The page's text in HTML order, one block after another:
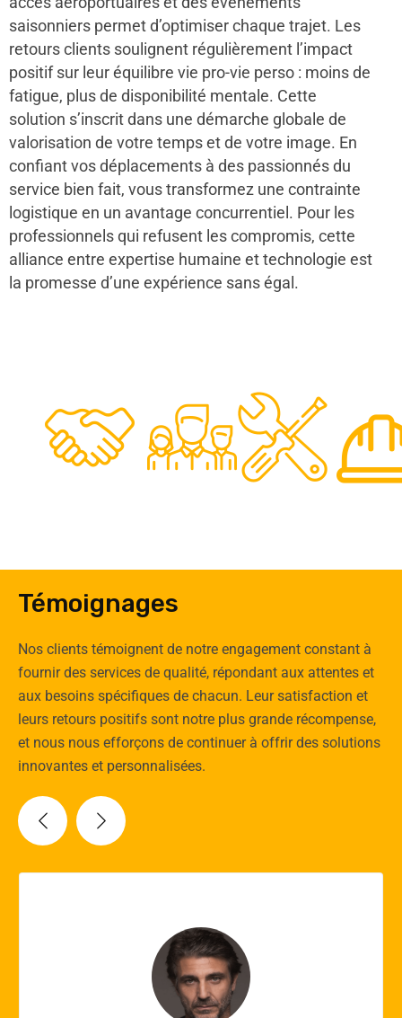
saisonniers permet d’optimiser chaque trajet. Les
retours clients soulignent régulièrement l’impact
positif sur leur équilibre vie pro-vie perso : moins de
fatigue, plus de disponibilité mentale. Cette
solution s’inscrit dans une démarche globale de
valorisation de votre temps et de votre image. En
confiant vos déplacements à des passionnés du
service bien fait, vous transformez une contrainte
logistique en un avantage concurrentiel. Pour les
professionnels qui refusent les compromis, cette
alliance entre expertise humaine et technologie est
la promesse d’une expérience sans égal.
48
0
50
Experts
Témoignages
Nos clients témoignent de notre engagement constant à
fournir des services de qualité, répondant aux attentes et
aux besoins spécifiques de chacun. Leur satisfaction et
leurs retours positifs sont notre plus grande récompense,
et nous nous efforçons de continuer à offrir des solutions
innovantes et personnalisées.